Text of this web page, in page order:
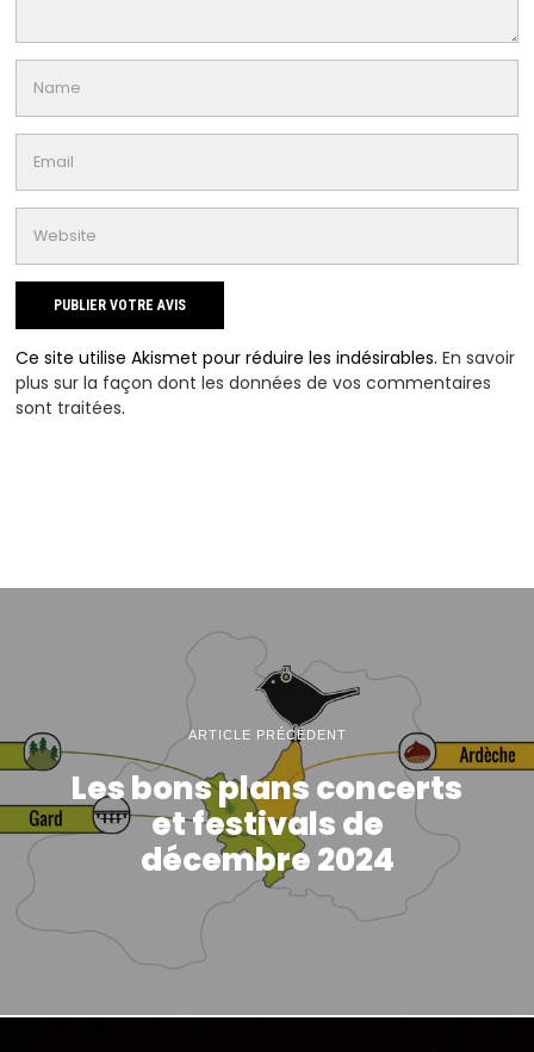
Ce site utilise Akismet pour réduire les indésirables.En savoir
plus sur la façon dont les données de vos commentaires
sont traitées.
ARTICLE PRÉCÉDENT
Les bons plans concerts
et festivals de
décembre 2024